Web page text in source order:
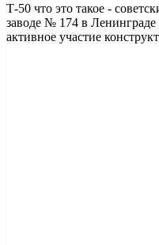
Т-50 что это такое -
заводе № 174 в
активное участие